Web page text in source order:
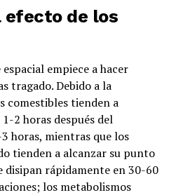
efecto de los
empiece a hacer
tragado. Debido a la
comestibles tienden a
2 horas después del
horas, mientras que los
tienden a alcanzar su punto
disipan rápidamente en 30-60
los metabolismos